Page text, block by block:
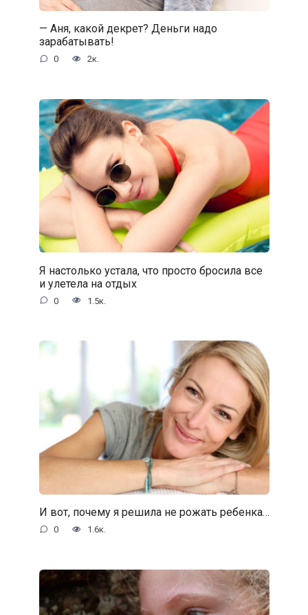
— Аня, какой декрет? Деньги надо
зарабатывать!
0 2к.
Я настолько устала, что просто бросила все
и улетела на отдых
0 1.5к.
И вот, почему я решила не рожать ребенка…
0 1.6к.